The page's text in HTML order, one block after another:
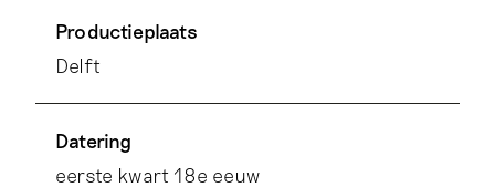
Productieplaats
Delft
Datering
eerste kwart 18e eeuw